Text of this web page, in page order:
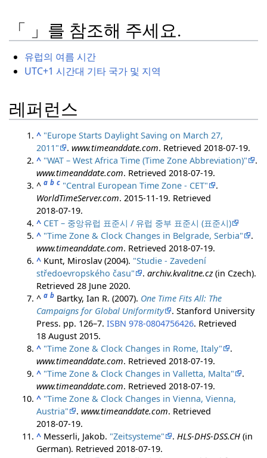
「 」를 참조해 주세요.
유럽의 여름 시간
UTC+1 시간대 기타 국가 및 지역
레퍼런스
^ "Europe Starts Daylight Saving on March 27,
2011"
.www.timeanddate.com. Retrieved 2018-07-19.
^ "WAT – West Africa Time (Time Zone Abbreviation)"
.
www.timeanddate.com. Retrieved 2018-07-19.
^a b c "Central European Time Zone - CET"
.
WorldTimeServer.com. 2015-11-19. Retrieved
2018-07-19.
^ CET – 중앙유럽 표준시 / 유럽 중부 표준시 (표준시)
^ "Time Zone & Clock Changes in Belgrade, Serbia"
.
www.timeanddate.com. Retrieved 2018-07-19.
^ Kunt, Miroslav (2004). "Studie - Zavedení
středoevropského času"
.archiv.kvalitne.cz(in Czech).
Retrieved 28 June 2020.
^a b Bartky, Ian R. (2007). One Time Fits All: The
Campaigns for Global Uniformity
. Stanford University
Press. pp. 126–7.ISBN 978-0804756426. Retrieved
18 August 2015.
^ "Time Zone & Clock Changes in Rome, Italy"
.
www.timeanddate.com. Retrieved 2018-07-19.
^ "Time Zone & Clock Changes in Valletta, Malta"
.
www.timeanddate.com. Retrieved 2018-07-19.
^ "Time Zone & Clock Changes in Vienna, Vienna,
Austria"
.www.timeanddate.com. Retrieved
2018-07-19.
^ Messerli, Jakob. "Zeitsysteme" . HLS-DHS-DSS.CH (in
German). Retrieved 2018-07-19.